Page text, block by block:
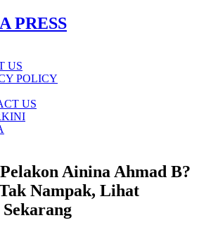
PRESS
US
POLICY
US
Ainina Ahmad B?
Nampak, Lihat